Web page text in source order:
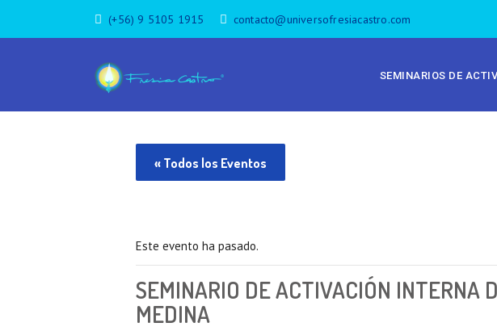
(+56) 9 5105 1915 contacto@universofresiacastro.com
SEMINARIOS DE
« Todos los Eventos
Este evento ha pasado.
SEMINARIO DE ACTIVACIÓN INTERNA
MEDINA